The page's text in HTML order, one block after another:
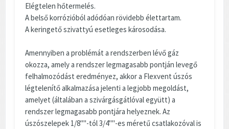
Elégtelen hőtermelés.
A belső korrózióból adódóan rövidebb élettartam.
A keringető szivattyú esetleges károsodása.
Amennyiben a problémát a rendszerben lévő gáz
okozza, amely a rendszer legmagasabb pontján levegő
felhalmozódást eredményez, akkor a Flexvent úszós
légtelenítő alkalmazása jelenti a legjobb megoldást,
amelyet (általában a szivárgásgátlóval együtt) a
rendszer legmagasabb pontjára helyeznek. Az
úszószelepek 1/8""-tól 3/4""-es méretű csatlakozóval is